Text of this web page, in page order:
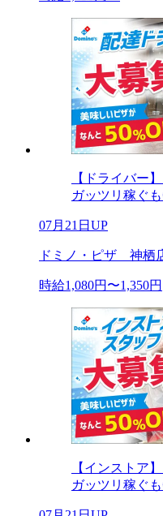
【ドライバー
ガッツリ稼ぐ
07月21日UP
ドミノ・ピザ 神栖
時給1,080円〜1,350円
【インストア
ガッツリ稼ぐ